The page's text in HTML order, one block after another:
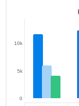
0
5k
10k
chứng
Cổ phiếu
Lãnh